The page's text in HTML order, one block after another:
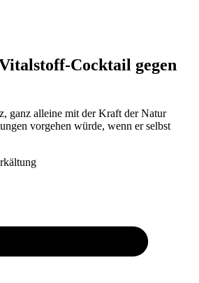
Cocktail gegen
ganz alleine mit der Kraft der Natur
vorgehen würde, wenn er selbst